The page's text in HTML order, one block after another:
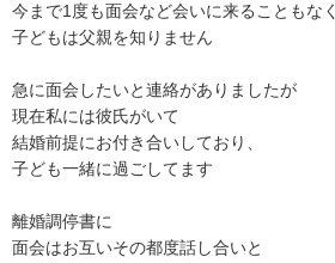
今まで1度も面会など会いに来ることもなく
子どもは父親を知りません
急に面会したいと連絡がありましたが
現在私には彼氏がいて
結婚前提にお付き合いしており、
子ども一緒に過ごしてます
離婚調停書に
面会はお互いその都度話し合いと